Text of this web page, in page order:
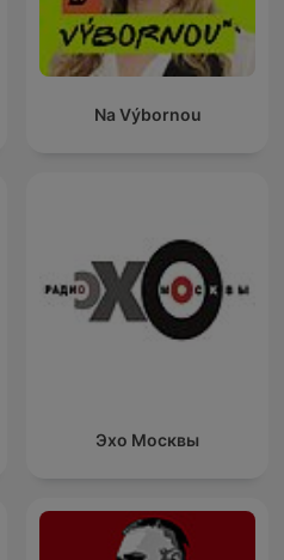
Na Výbornou
Эхо Москвы